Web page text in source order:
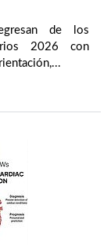
de los
2026 con